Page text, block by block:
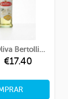
Bertolli...
Price
€17.40